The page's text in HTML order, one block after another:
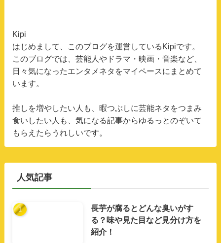
Kipi
はじめまして、このブログを運営しているKipiです。
このブログでは、芸能人やドラマ・映画・音楽など、
日々気になったエンタメネタをマイペースにまとめて
います。
推しを増やしたい人も、暇つぶしに芸能ネタをつまみ
食いしたい人も、気になる記事からゆるっとのぞいて
もらえたらうれしいです。
人気記事
長芋が腐るとどんな臭いがす
る？味や見た目など見分け方を
紹介！